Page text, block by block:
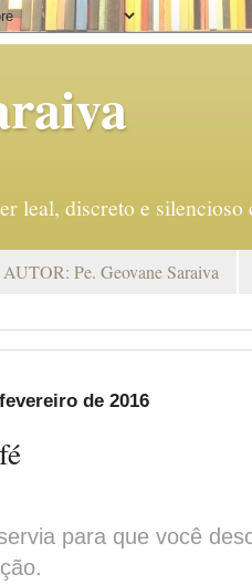
leal, discreto e
Pe. Geovane Saraiva
de 2016
para que você